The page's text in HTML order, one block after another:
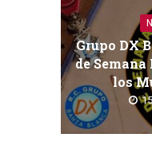
Grupo DX
de
los